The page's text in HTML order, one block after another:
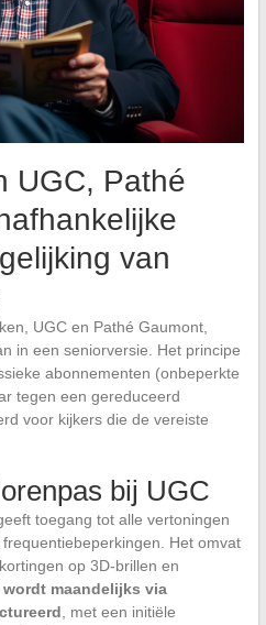
UGC, Pathé
van
UGC en Pathé Gaumont,
in een seniorversie. Het principe
abonnementen (onbeperkte
tegen een gereduceerd
voor kijkers die de vereiste
bij UGC
toegang tot alle vertoningen
Het omvat
op 3D-brillen en
maandelijks via
, met een initiële